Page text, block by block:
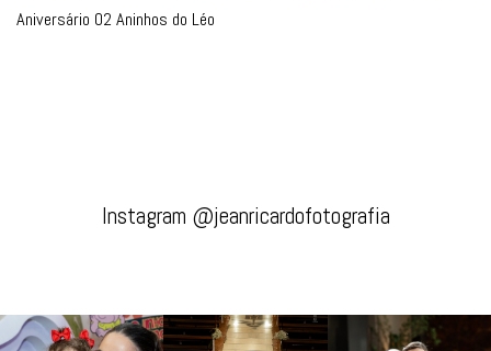
Aniversário 02 Aninhos do Léo
Instagram @jeanricardofotografia